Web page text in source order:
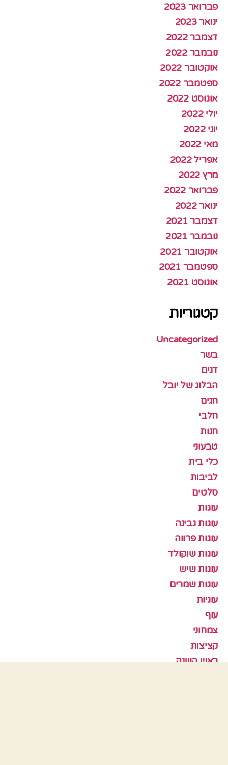
פברואר 2023
ינואר 2023
דצמבר 2022
נובמבר 2022
אוקטובר 2022
ספטמבר 2022
אוגוסט 2022
יולי 2022
יוני 2022
מאי 2022
אפריל 2022
מרץ 2022
פברואר 2022
ינואר 2022
דצמבר 2021
נובמבר 2021
אוקטובר 2021
ספטמבר 2021
אוגוסט 2021
קטגוריות
Uncategorized
בשר
דגים
הבלוג של יובל
חגים
חלבי
חנות
טבעוני
כלי בית
לביבות
סלטים
עוגות
עוגות גבינה
עוגות פרווה
עוגות שוקולד
עוגות שיש
עוגות שמרים
עוגיות
עוף
צמחוני
קציצות
ראש השנה